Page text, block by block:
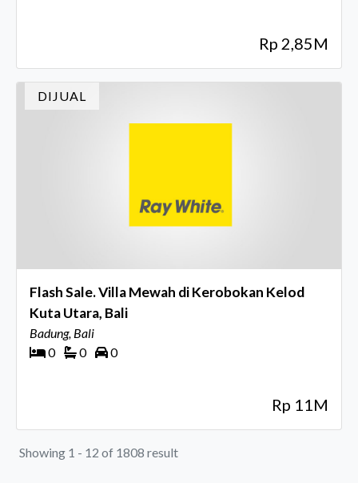
Rp 2,85M
DIJUAL
Flash Sale. Villa Mewah di Kerobokan Kelod
Kuta Utara, Bali
Badung, Bali
0
0 0
Rp 11M
Showing 1 - 12 of 1808 result